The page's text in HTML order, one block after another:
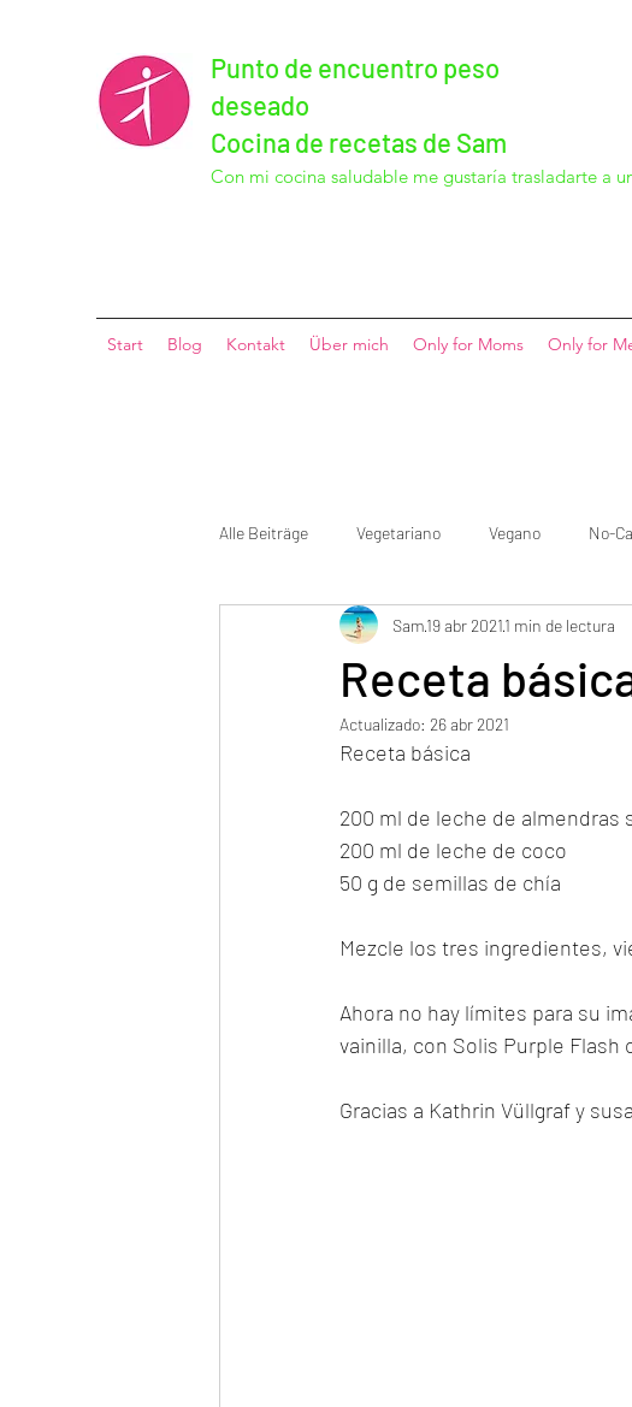
Punto de encuentro peso
deseado
Cocina de recetas de Sam
Con mi cocina saludable me gustaría trasladarte a
Start Blog Kontakt Über mich Only for Moms Only for
Alle Beiträge Vegetariano Vegano No-
WFK 2 Detox maximal vegano Pan y pastelería
WFK Tirol Vegan Fase de Bestabi vegano
Receta
Sam19 abr 20211 min de lectura
Actualizado: 26 abr 2021
Receta básica
200 ml de leche de almendras
200 ml de leche de coco
50 g de semillas de chía
Mezcle los tres ingredientes,
Ahora no hay límites para su
vainilla, con Solis Purple Flash
Gracias a Kathrin Vüllgraf y